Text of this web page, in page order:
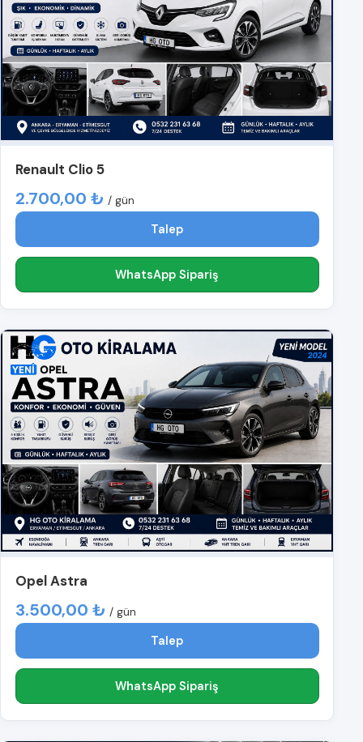
Renault Clio 5
2.700,00 ₺ / gün
Talep
WhatsApp Sipariş
Opel Astra
3.500,00 ₺ / gün
Talep
WhatsApp Sipariş